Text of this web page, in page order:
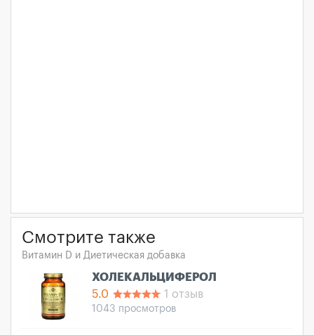
Смотрите также
Витамин D и Диетическая добавка
ХОЛЕКАЛЬЦИФЕРОЛ
5.0
1 отзыв
1043 просмотров